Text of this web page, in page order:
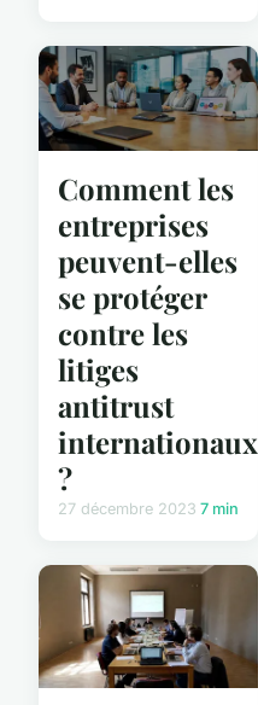
Comment les
entreprises
peuvent-elles
se protéger
contre les
litiges
antitrust
internationaux
?
27 décembre 2023 7 min